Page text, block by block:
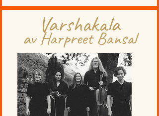
Varshakala
av Harpreet Bansal